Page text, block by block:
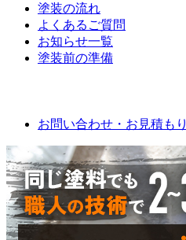
塗装の流れ
よくあるご質問
お知らせ一覧
塗装前の準備
お問い合わせ・お見積もり